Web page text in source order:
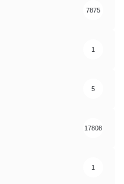
7875
1
5
17808
1